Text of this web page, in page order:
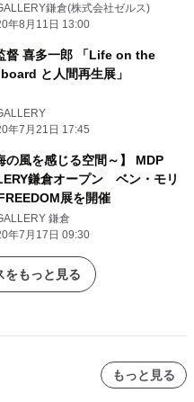
鎌倉(株式会社ゼルス)
年8月11日 13:00
督 喜多一郎 「Life on the
と人間再生展」
年7月21日 17:45
の風を感じる空間～】 MDP
鎌倉オープン ベン・モリ
展を開催
鎌倉
年7月17日 09:30
をもっと見る
もっと見る